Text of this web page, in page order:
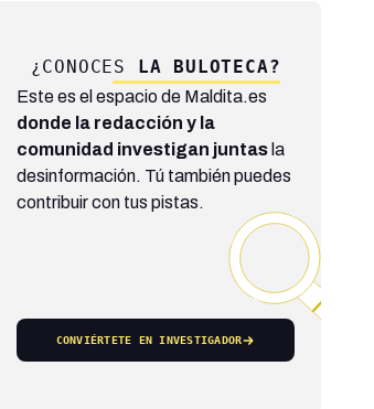
¿CONOCES LA BULOTECA?
Este es el espacio de Maldita.es
donde la redacción y la
comunidad investigan juntasla
desinformación. Tú también puedes
contribuir con tus pistas.
CONVIÉRTETE EN INVESTIGADOR